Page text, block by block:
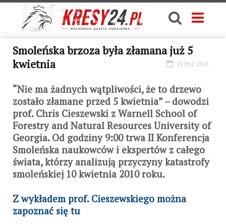
Smoleńska brzoza była złamana już 5
kwietnia
21 PAŹ 2013
“Nie ma żadnych wątpliwości, że to drzewo
zostało złamane przed 5 kwietnia” – dowodzi
prof. Chris Cieszewski z Warnell School of
Forestry and Natural Resources University of
Georgia. Od godziny 9:00 trwa II Konferencja
Smoleńska naukowców i ekspertów z całego
świata, którzy analizują przyczyny katastrofy
smoleńskiej 10 kwietnia 2010 roku.
Z wykładem prof. Cieszewskiego można
zapoznać się tu